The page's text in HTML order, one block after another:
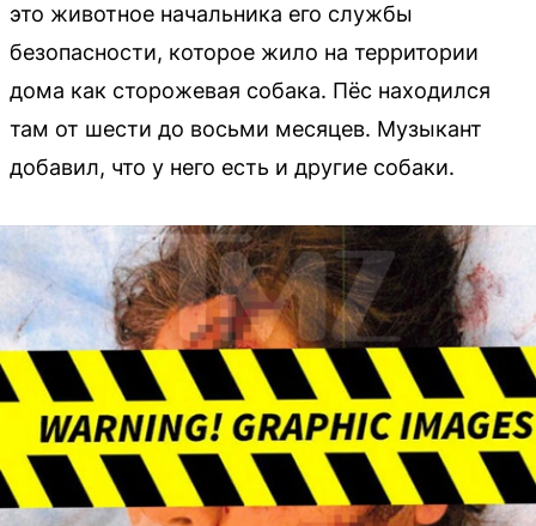
это животное начальника его службы
безопасности, которое жило на территории
дома как сторожевая собака. Пёс находился
там от шести до восьми месяцев. Музыкант
добавил, что у него есть и другие собаки.